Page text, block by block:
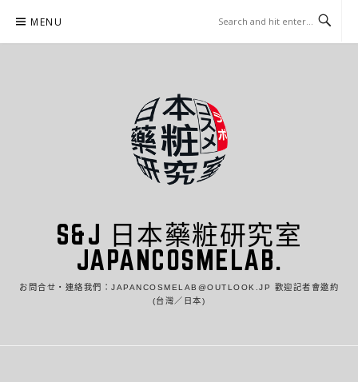
content
MENU
S&J 日本藥粧研究室
JAPANCOSMELAB.
お問合せ・連絡我們：JAPANCOSMELAB@OUTLOOK.JP 歡迎記者會邀約
(台灣／日本)